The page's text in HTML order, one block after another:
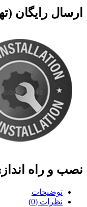
ارسال رایگان
نصب و راه
توضیحات
نظرات (0)